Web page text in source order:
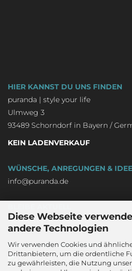
Diese Webseite
andere Technologien
Wir verwenden Cookies und
Drittanbietern, um die ordentliche
zu gewährleisten, die Nutzung
HIER KANNST DU UNS FINDEN
puranda | style your life
Ulmweg 3
93489 Schorndorf in Bayern /
KEIN LADENVERKAUF
WÜNSCHE, ANREGUNGEN &
info@puranda.de
Newsletter an-/abmelden
FOLGE UNS - WE LOVE IT